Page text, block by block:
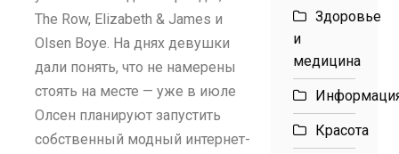
The Row, Elizabeth & James и
Olsen Boye. На днях девушки
дали понять, что не намерены
стоять на месте — уже в июле
Олсен планируют запустить
собственный модный интернет-
Здоровье
и
медицина
Красота